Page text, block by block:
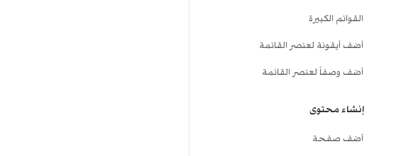
القوائم الكبيرة
أضف أيقونة لعنصر القائمة
أضف وصفاً لعنصر القائمة
إنشاء محتوى
أضف صفحة